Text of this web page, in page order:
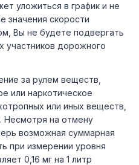
уложиться в график и не
значения скорости
Вы не будете подвергать
участников дорожного
за рулем веществ,
или наркотическое
или иных веществ,
Несмотря на отмену
возможная суммарная
при измерении уровня
0,16 мг на 1 литр